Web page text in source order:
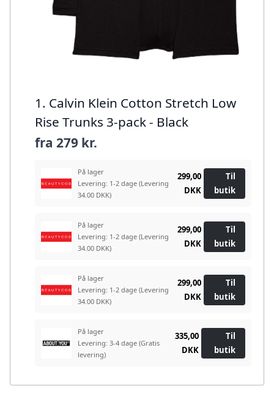
1. Calvin Klein Cotton Stretch Low
Rise Trunks 3-pack - Black
fra 279 kr.
På lager
Levering: 1-2 dage (Levering
34.00 DKK)
299,00
DKK
Til
butik
På lager
Levering: 1-2 dage (Levering
34.00 DKK)
299,00
DKK
Til
butik
På lager
Levering: 1-2 dage (Levering
34.00 DKK)
299,00
DKK
Til
butik
På lager
Levering: 3-4 dage (Gratis
levering)
335,00
DKK
Til
butik